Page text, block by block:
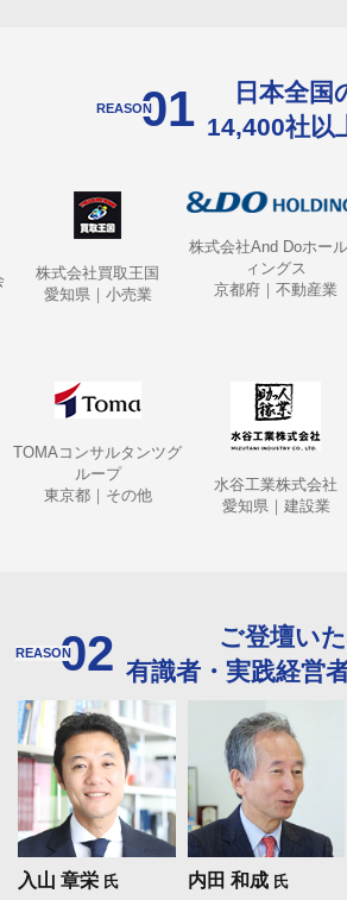
REASON01
日本全国
14,400社以
株式会社買取王国
愛知県｜小売業
株式会社And Doホールデ
ィングス
京都府｜不動産業
コンサルタンツグ
ループ
東京都｜その他
水谷工業株式会社
愛知県｜建設業
REASON02
ご登壇い
有識者・実践経営
入山 章栄 氏 内田 和成氏